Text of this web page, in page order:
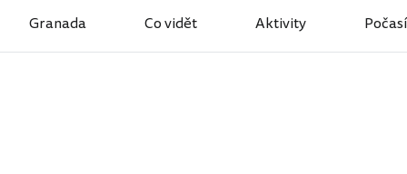
Granada Co vidět Aktivity Počasí